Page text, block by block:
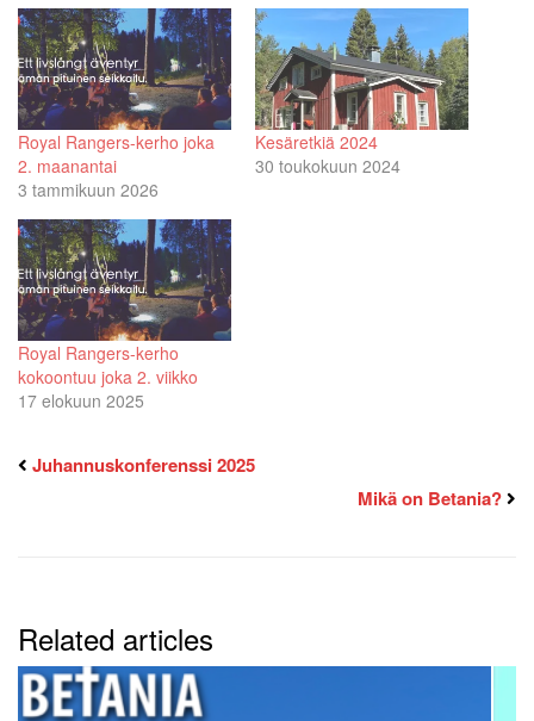
Royal Rangers-kerho joka
2. maanantai
3 tammikuun 2026
Kesäretkiä 2024
30 toukokuun 2024
Royal Rangers-kerho
kokoontuu joka 2. viikko
17 elokuun 2025
Juhannuskonferenssi 2025
Mikä on Betania?
Related articles